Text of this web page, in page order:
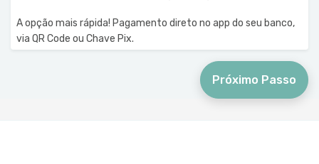
A opção mais rápida! Pagamento direto no app do seu banco,
via QR Code ou Chave Pix.
Próximo Passo